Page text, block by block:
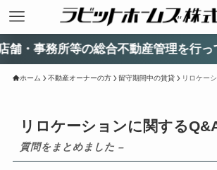
の総合不動産管理を行っている不
ホーム 不動産オーナーの方 留守期間中の賃貸 リロケー
リロケーションに関する
質問をまとめました –